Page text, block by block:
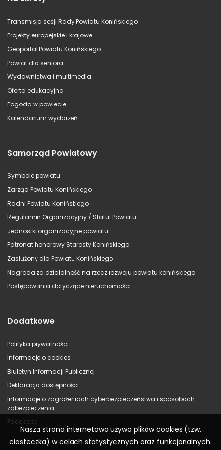
Transmisja sesji Rady Powiatu Konińskiego
Projekty europejskie i krajowe
Geoportal Powiatu Konińskiego
Powiat dla seniora
Wydawnictwa i multimedia
Oferta edukacyjna
Pogoda w powiecie
Kalendarium wydarzeń
Samorząd Powiatowy
Symbole powiatu
Zarząd Powiatu Konińskiego
Radni Powiatu Konińskiego
Regulamin Organizacyjny / Statut Powiatu
Jednostki organizacyjne powiatu
Patronat honorowy Starosty Konińskiego
Zasłużony dla Powiatu Konińskiego
Nagroda za działalność na rzecz rozwoju powiatu konińskiego
Postępowania dotyczące nieruchomości
Dodatkowe
Polityka prywatności
Informacje o cookies
Biuletyn Informacji Publicznej
Deklaracja dostępności
Informacje o zagrożeniach cyberbezpieczeństwa i sposobach
zabezpieczenia
Facebook
Nasza strona internetowa używa plików cookies (tzw.
ciasteczka) w celach statystycznych oraz funkcjonalnych.